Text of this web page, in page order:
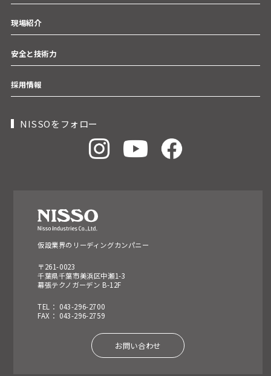
現場紹介
安全と技術力
採用情報
NISSOをフォロー
仮設業界のリーディングカンパニー
〒261-0023
千葉県千葉市美浜区中瀬1-3
幕張テクノガーデン B-12F
TEL： 043-296-2700
FAX： 043-296-2759
お問い合わせ